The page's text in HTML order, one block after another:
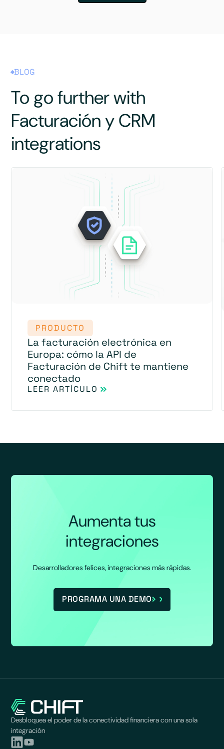
BLOG
To go further with
Facturación y CRM
integrations
PRODUCTO
La facturación electrónica en
Europa: cómo la API de
Facturación de Chift te mantiene
conectado
LEER ARTÍCULO
Aumenta tus
integraciones
Desarrolladores felices, integraciones más rápidas.
PROGRAMA UNA DEMO
Desbloquea el poder de la conectividad financiera con una sola
integración